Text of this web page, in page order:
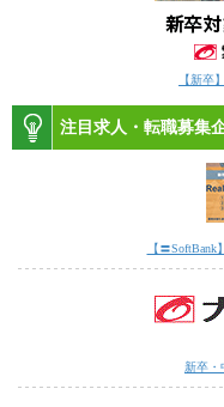
【新卒
注目求人・転職募集
【〓SoftBank
新卒・